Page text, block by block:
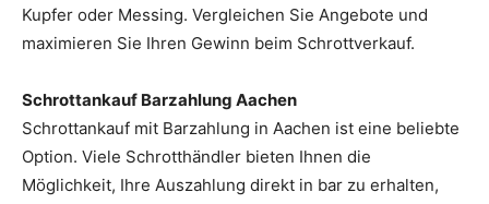
Kupfer oder Messing. Vergleichen Sie Angebote und
maximieren Sie Ihren Gewinn beim Schrottverkauf.
Schrottankauf Barzahlung Aachen
Schrottankauf mit Barzahlung in Aachen ist eine beliebte
Option. Viele Schrotthändler bieten Ihnen die
Möglichkeit, Ihre Auszahlung direkt in bar zu erhalten,